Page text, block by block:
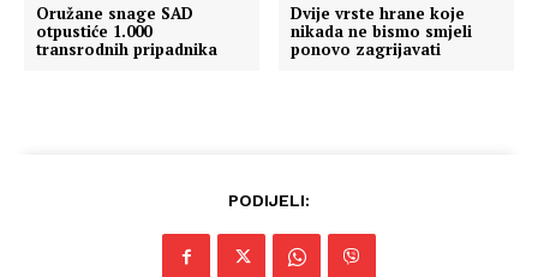
Oružane snage SAD
otpustiće 1.000
transrodnih pripadnika
Dvije vrste hrane koje
nikada ne bismo smjeli
ponovo zagrijavati
PODIJELI: